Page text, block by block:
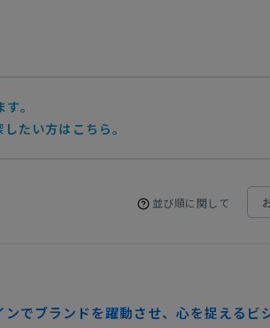
。
たい方はこちら。
並び順に関して
ンでブランドを躍動させ、心を捉えるビ